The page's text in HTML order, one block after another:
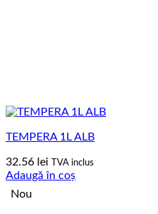
TEMPERA 1L ALB
32.56 lei TVA inclus
Adaugă în coș
Nou